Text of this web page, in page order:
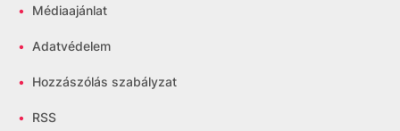
• Médiaajánlat
• Adatvédelem
• Hozzászólás szabályzat
• RSS